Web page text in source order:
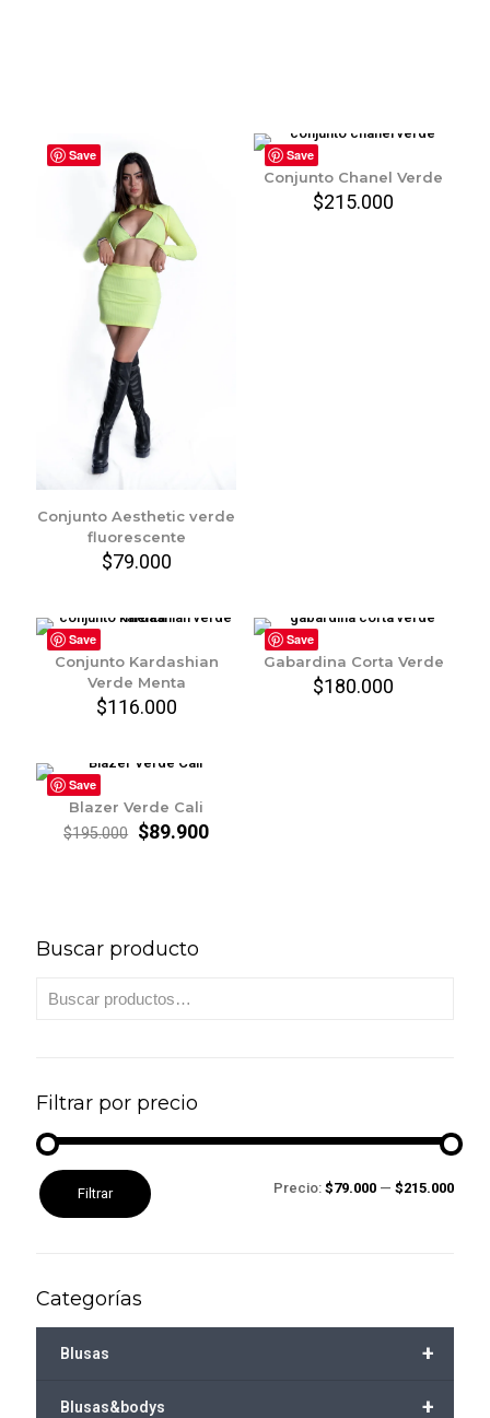
Save
Conjunto Aesthetic verde
fluorescente
$79.000
Save
Conjunto Chanel Verde
$215.000
Save
Conjunto Kardashian
Verde Menta
$116.000
Save
Gabardina Corta Verde
$180.000
Save
Blazer Verde Cali
$195.000 El
$89.900El
Buscar producto
Filtrar por precio
Precio
mínimo
Precio
máximoFiltrar Precio: $79.000 — $215.000
Categorías
+
Blusas
+
Blusas&bodys